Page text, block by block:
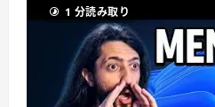
1 分読み取り